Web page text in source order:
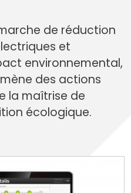
de réduction
et
environnemental,
des actions
la maîtrise de
écologique.